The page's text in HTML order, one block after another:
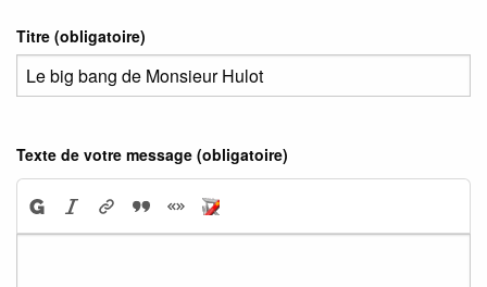
Titre (obligatoire)
Texte de votre message (obligatoire)